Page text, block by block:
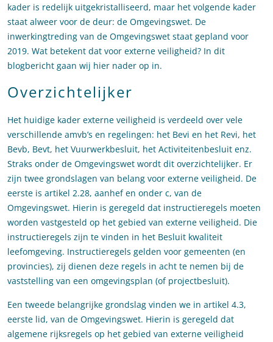
kader is redelijk uitgekristalliseerd, maar het volgende kader
staat alweer voor de deur: de Omgevingswet. De
inwerkingtreding van de Omgevingswet staat gepland voor
2019. Wat betekent dat voor externe veiligheid? In dit
blogbericht gaan wij hier nader op in.
Overzichtelijker
Het huidige kader externe veiligheid is verdeeld over vele
verschillende amvb’s en regelingen: het Bevi en het Revi, het
Bevb, Bevt, het Vuurwerkbesluit, het Activiteitenbesluit enz.
Straks onder de Omgevingswet wordt dit overzichtelijker. Er
zijn twee grondslagen van belang voor externe veiligheid. De
eerste is artikel 2.28, aanhef en onder c, van de
Omgevingswet. Hierin is geregeld dat instructieregels moeten
worden vastgesteld op het gebied van externe veiligheid. Die
instructieregels zijn te vinden in het Besluit kwaliteit
leefomgeving. Instructieregels gelden voor gemeenten (en
provincies), zij dienen deze regels in acht te nemen bij de
vaststelling van een omgevingsplan (of projectbesluit).
Een tweede belangrijke grondslag vinden we in artikel 4.3,
eerste lid, van de Omgevingswet. Hierin is geregeld dat
algemene rijksregels op het gebied van externe veiligheid